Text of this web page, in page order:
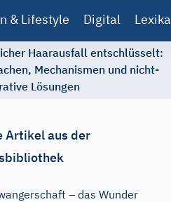
& Lifestyle Digital Lexika
Haarausfall entschlüsselt:
Mechanismen und nicht-
Lösungen
Artikel aus der
– das Wunder